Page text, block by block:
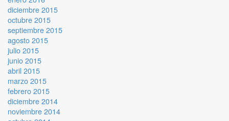
diciembre 2015
octubre 2015
septiembre 2015
agosto 2015
julio 2015
junio 2015
abril 2015
marzo 2015
febrero 2015
diciembre 2014
noviembre 2014